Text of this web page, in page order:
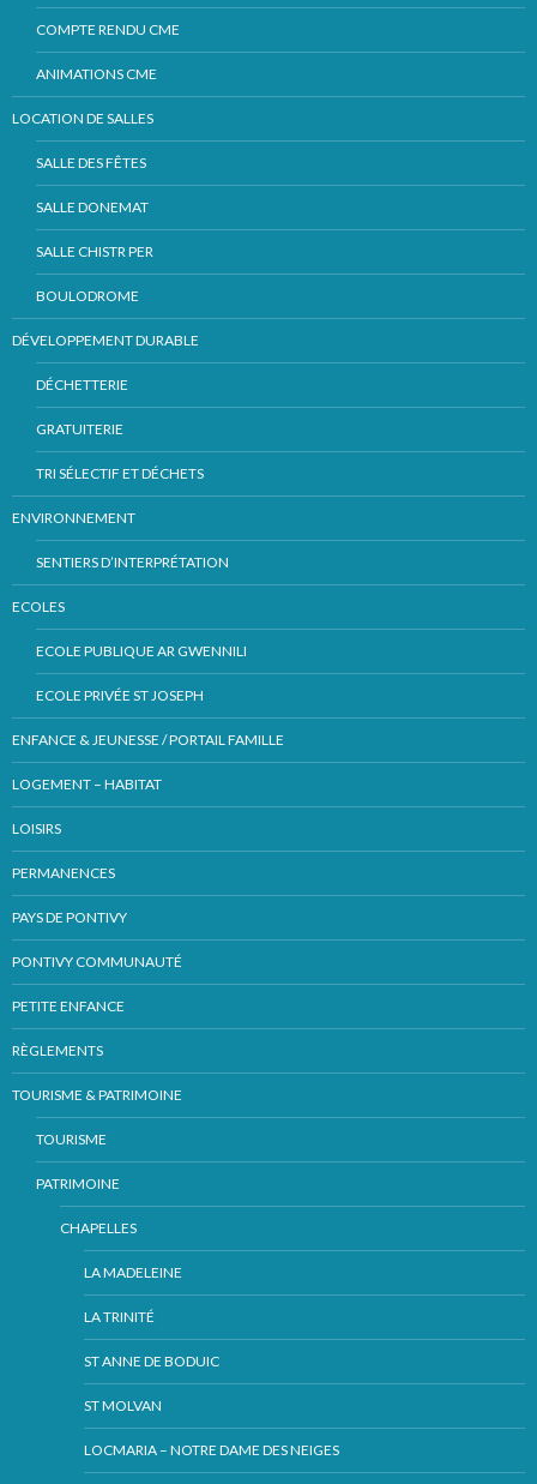
COMPTE RENDU CME
ANIMATIONS CME
LOCATION DE SALLES
SALLE DES FÊTES
SALLE DONEMAT
SALLE CHISTR PER
BOULODROME
DÉVELOPPEMENT DURABLE
DÉCHETTERIE
GRATUITERIE
TRI SÉLECTIF ET DÉCHETS
ENVIRONNEMENT
SENTIERS D’INTERPRÉTATION
ECOLES
ECOLE PUBLIQUE AR GWENNILI
ECOLE PRIVÉE ST JOSEPH
ENFANCE & JEUNESSE / PORTAIL FAMILLE
LOGEMENT – HABITAT
LOISIRS
PERMANENCES
PAYS DE PONTIVY
PONTIVY COMMUNAUTÉ
PETITE ENFANCE
RÈGLEMENTS
TOURISME & PATRIMOINE
TOURISME
PATRIMOINE
CHAPELLES
LA MADELEINE
LA TRINITÉ
ST ANNE DE BODUIC
ST MOLVAN
LOCMARIA – NOTRE DAME DES NEIGES